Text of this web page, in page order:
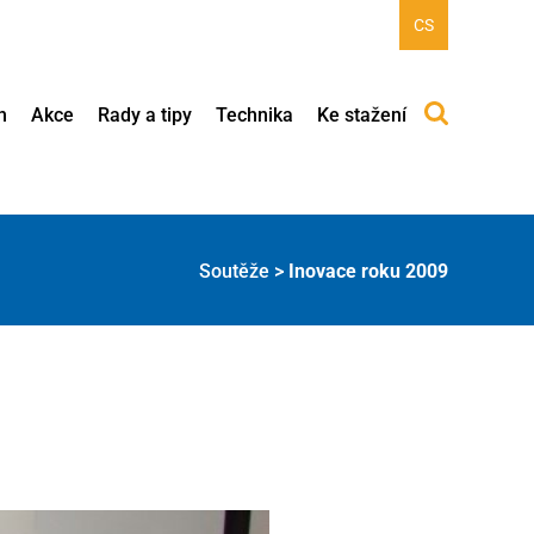
CS
Akce Rady a tipy Technika Ke stažení
Soutěže > Inovace roku 2009